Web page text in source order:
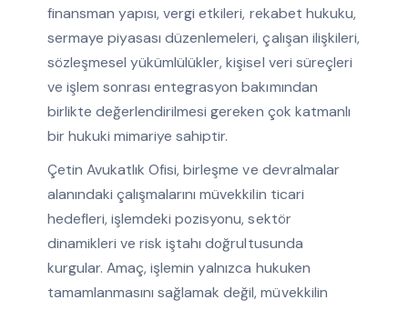
finansman yapısı, vergi etkileri, rekabet hukuku,
sermaye piyasası düzenlemeleri, çalışan ilişkileri,
sözleşmesel yükümlülükler, kişisel veri süreçleri
ve işlem sonrası entegrasyon bakımından
birlikte değerlendirilmesi gereken çok katmanlı
bir hukuki mimariye sahiptir.
Çetin Avukatlık Ofisi, birleşme ve devralmalar
alanındaki çalışmalarını müvekkilin ticari
hedefleri, işlemdeki pozisyonu, sektör
dinamikleri ve risk iştahı doğrultusunda
kurgular. Amaç, işlemin yalnızca hukuken
tamamlanmasını sağlamak değil, müvekkilin